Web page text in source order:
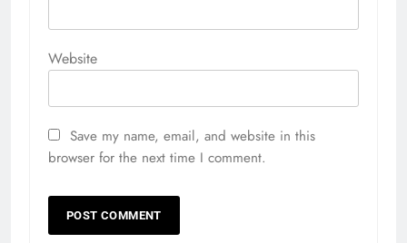
Website
Save my name, email, and website in this
browser for the next time I comment.